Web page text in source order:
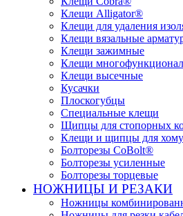
Клещи Alligator®
Клещи для удаления
Клещи вязальные
Клещи зажимные
Клещи
Клещи высечные
Кусачки
Плоскогубцы
Специальные клещи
Щипцы для стопорных
Клещи и щипцы для
Болторезы CoBolt®
Болторезы усиленные
Болторезы торцевые
НОЖНИЦЫ И РЕЗАКИ
Ножницы